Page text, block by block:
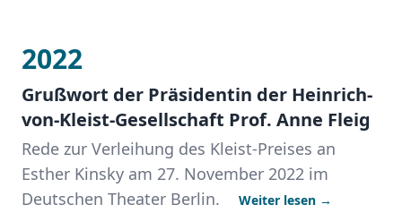
2022
Grußwort der Präsidentin der Heinrich-
von-Kleist-Gesellschaft Prof. Anne Fleig
Rede zur Verleihung des Kleist-Preises an
Esther Kinsky am 27. November 2022 im
Deutschen Theater Berlin.
Weiter lesen →